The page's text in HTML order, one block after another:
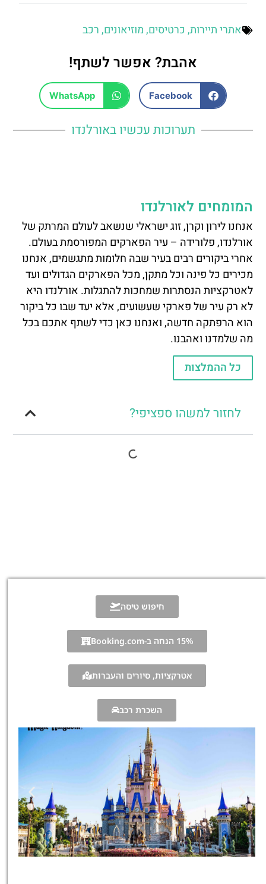
אתרי תיירות, כרטיסים,מוזיאונים,רכב
אהבת? אפשר לשתף!
Facebook
WhatsApp
תערוכות עכשיו באורלנדו
המומחים לאורלנדו
אנחנו לירון וקרן, זוג ישראלי שנשאב לעולם המרתק של
אורלנדו, פלורידה – עיר הפארקים המפורסמת בעולם.
אחרי ביקורים רבים בעיר שבה חלומות מתגשמים, אנחנו
מכירים כל פינה וכל מתקן, מכל הפארקים הגדולים ועד
לאטרקציות הנסתרות שמחכות להתגלות. אורלנדו היא
לא רק עיר של פארקי שעשועים, אלא יעד שבו כל ביקור
הוא הרפתקה חדשה, ואנחנו כאן כדי לשתף אתכם בכל
מה שלמדנו ואהבנו.
כל ההמלצות
לחזור למשהו ספציפי?
חיפוש טיסה
15% הנחה ב-Booking.com
אטרקציות, סיורים והעברות
השכרת רכב